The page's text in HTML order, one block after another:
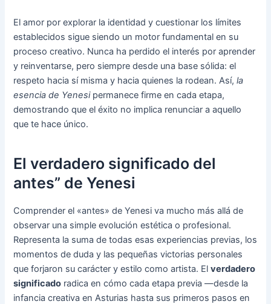
El amor por explorar la identidad y cuestionar los límites
establecidos sigue siendo un motor fundamental en su
proceso creativo. Nunca ha perdido el interés por aprender
y reinventarse, pero siempre desde una base sólida: el
respeto hacia sí misma y hacia quienes la rodean. Así,la
esencia de Yenesipermanece firme en cada etapa,
demostrando que el éxito no implica renunciar a aquello
que te hace único.
El verdadero significado del
antes” de Yenesi
Comprender el «antes» de Yenesi va mucho más allá de
observar una simple evolución estética o profesional.
Representa la suma de todas esas experiencias previas, los
momentos de duda y las pequeñas victorias personales
que forjaron su carácter y estilo como artista. Elverdadero
significado radica en cómo cada etapa previa —desde la
infancia creativa en Asturias hasta sus primeros pasos en